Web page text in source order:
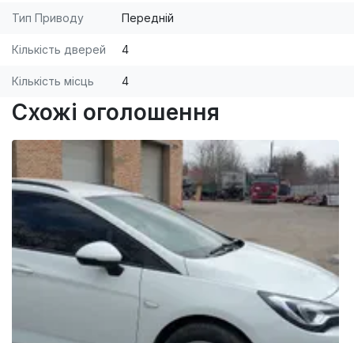
Тип Приводу Передній
Кількість дверей 4
Кількість місць 4
Схожі оголошення